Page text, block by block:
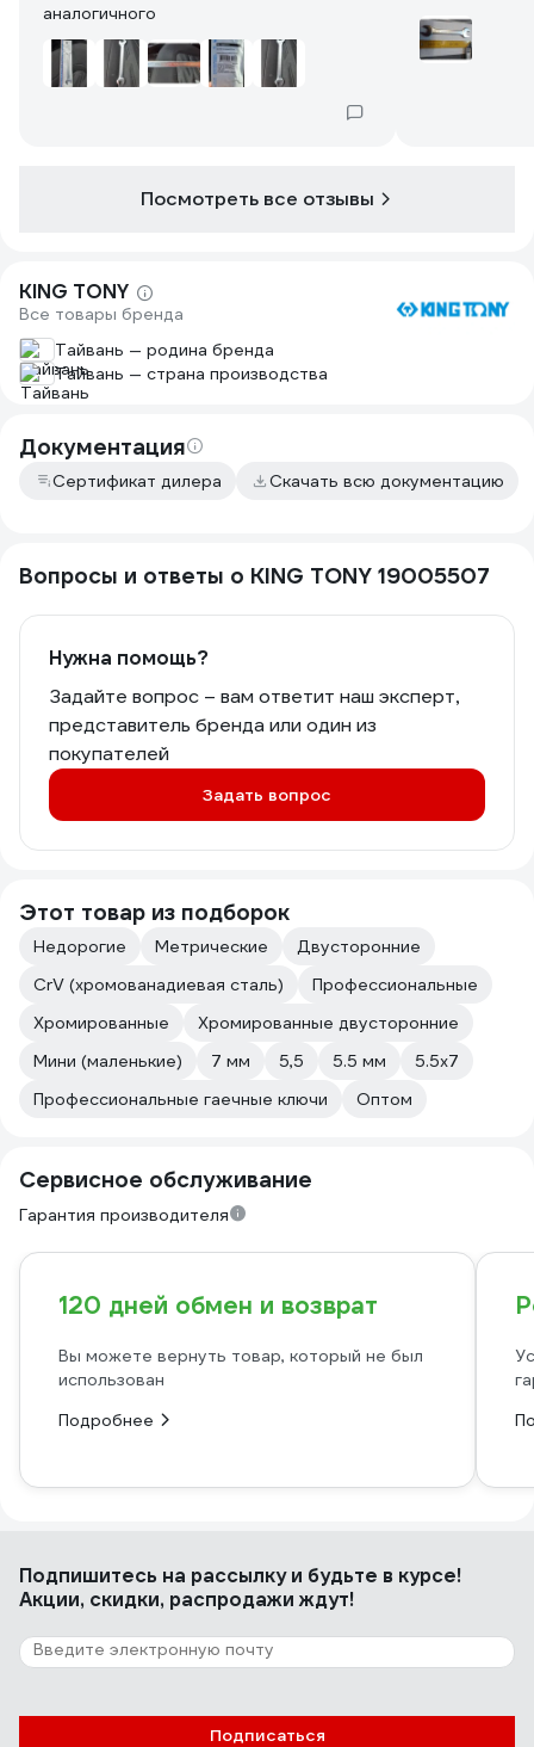
аналогичного
Посмотреть все отзывы
KING TONY
Все товары бренда
Тайвань — родина бренда
Тайвань — страна производства
Документация
Сертификат дилера Скачать всю документацию
Вопросы и ответы о KING TONY 19005507
Нужна помощь?
Задайте вопрос – вам ответит наш эксперт,
представитель бренда или один из
покупателей
Задать вопрос
Этот товар из подборок
Недорогие Метрические
Двусторонние
CrV (хромованадиевая сталь)
Профессиональные
Хромированные
Хромированные двусторонние
Мини (маленькие)
7 мм 5,5 5.5 мм
5.5х7
Профессиональные гаечные ключи
Оптом
Сервисное обслуживание
Гарантия производителя
120 дней обмен и возврат
Вы можете вернуть товар, который не был
использован
Подробнее
Подпишитесь на рассылкуи будьте в курсе!
Акции, скидки, распродажи ждут!
Подписаться